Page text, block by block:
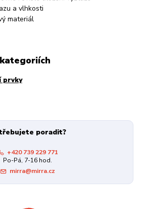
a vlhkosti
materiál
prvky
poradit?
+420 739 229 771
Po-Pá, 7-16 hod.
mirra@mirra.cz